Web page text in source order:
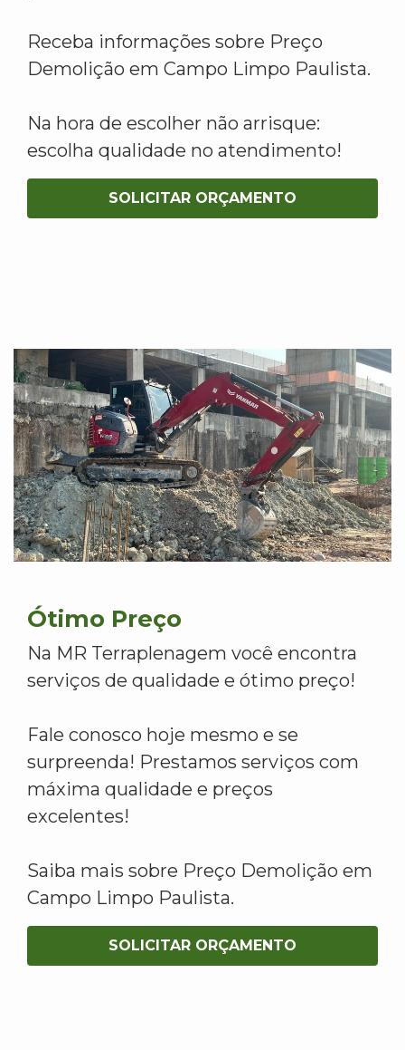
Receba informações sobre Preço
Demolição em Campo Limpo Paulista.
Na hora de escolher não arrisque:
escolha qualidade no atendimento!
SOLICITAR ORÇAMENTO
Ótimo Preço
Na MR Terraplenagem você encontra
serviços de qualidade e ótimo preço!
Fale conosco hoje mesmo e se
surpreenda! Prestamos serviços com
máxima qualidade e preços
excelentes!
Saiba mais sobre Preço Demolição em
Campo Limpo Paulista.
SOLICITAR ORÇAMENTO